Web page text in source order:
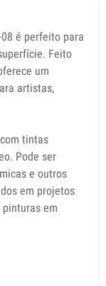
é perfeito para
Feito
um
artistas,
tintas
Pode ser
e outros
em projetos
em